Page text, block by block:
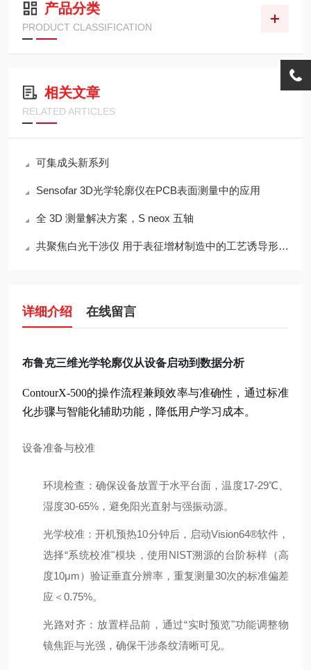
产品分类
PRODUCT CLASSIFICATION
相关文章
RELATED ARTICLES
可集成头新系列
Sensofar 3D光学轮廓仪在PCB表面测量中的应用
全 3D 测量解决方案，S neox 五轴
共聚焦白光干涉仪 用于表征增材制造中的工艺诱导形状和表面纹理变化
详细介绍 在线留言
布鲁克三维光学轮廓仪从设备启动到数据分析
ContourX-500的操作流程兼顾效率与准确性，通过标准
化步骤与智能化辅助功能，降低用户学习成本。
设备准备与校准
环境检查 ：确保设备放置于水平台面，温度17-29℃、
湿度30-65%，避免阳光直射与强振动源。
光学校准 ：开机预热10分钟后，启动Vision64®软件，
选择“系统校准"模块，使用NIST溯源的台阶标样（高
度10μm）验证垂直分辨率，重复测量30次的标准偏差
应＜0.75%。
光路对齐 ：放置样品前，通过“实时预览"功能调整物
镜焦距与光强，确保干涉条纹清晰可见。